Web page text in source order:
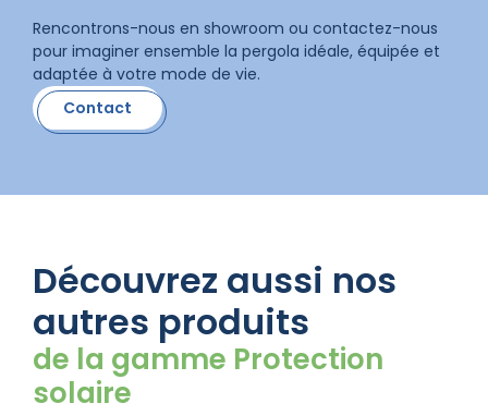
Rencontrons-nous en showroom ou contactez-nous
pour imaginer ensemble la pergola idéale, équipée et
adaptée à votre mode de vie.
Contact
Découvrez aussi nos
autres produits
de la gamme Protection
solaire